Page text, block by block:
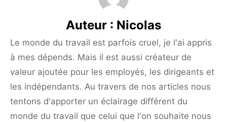
Auteur : Nicolas
Le monde du travail est parfois cruel, je l'ai appris
à mes dépends. Mais il est aussi créateur de
valeur ajoutée pour les employés, les dirigeants et
les indépendants. Au travers de nos articles nous
tentons d'apporter un éclairage différent du
monde du travail que celui que l'on souhaite nous